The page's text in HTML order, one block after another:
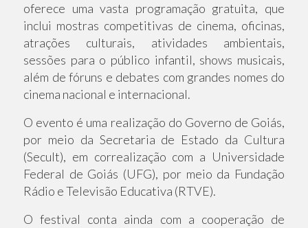
oferece uma vasta programação gratuita, que
inclui mostras competitivas de cinema, oficinas,
atrações culturais, atividades ambientais,
sessões para o público infantil, shows musicais,
além de fóruns e debates com grandes nomes do
cinema nacional e internacional.
O evento é uma realização do Governo de Goiás,
por meio da Secretaria de Estado da Cultura
(Secult), em correalização com a Universidade
Federal de Goiás (UFG), por meio da Fundação
Rádio e Televisão Educativa (RTVE).
O festival conta ainda com a cooperação de